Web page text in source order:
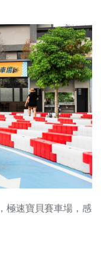
極速寶貝賽車場，感